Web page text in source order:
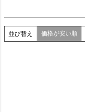
並び替え 価格が安い順